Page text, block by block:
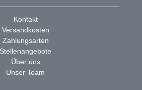
Kontakt
Versandkosten
Zahlungsarten
Stellenangebote
Über uns
Unser Team